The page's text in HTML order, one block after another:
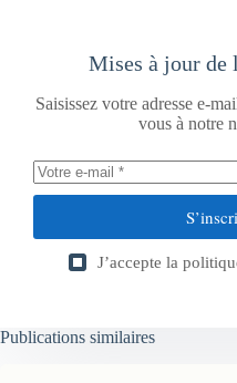
Mises à jour de
Saisissez votre adresse e-
vous à notre
J’accepte la
Publications similaires